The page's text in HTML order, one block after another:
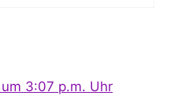
3:07 p.m. Uhr